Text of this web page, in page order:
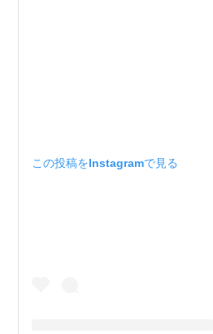
この投稿をInstagramで見る